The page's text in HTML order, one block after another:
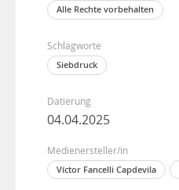
Alle Rechte vorbehalten
Schlagworte
Siebdruck
Datierung
04.04.2025
Medienersteller/in
Víctor Fancelli Capdevila